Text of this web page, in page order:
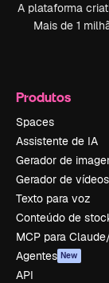
A plataforma
Mais de 1
Produtos
Spaces
Assistente de IA
Gerador de
Gerador de vídeos
Texto para voz
Conteúdo de
MCP para
Agentes New
API